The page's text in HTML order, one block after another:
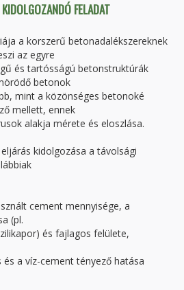
FELADAT
a korszerű betonadalékszereknek
az egyre
és tartósságú betonstruktúrák
betonok
mint a közönséges betonoké
mellett, ennek
alakja mérete és eloszlása.
kidolgozása a távolsági
cement mennyisége, a
(pl.
és fajlagos felülete,
a víz-cement tényező hatása